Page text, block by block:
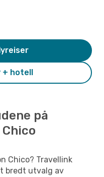
+ hotell
på
Chico? Travellink
bredt utvalg av